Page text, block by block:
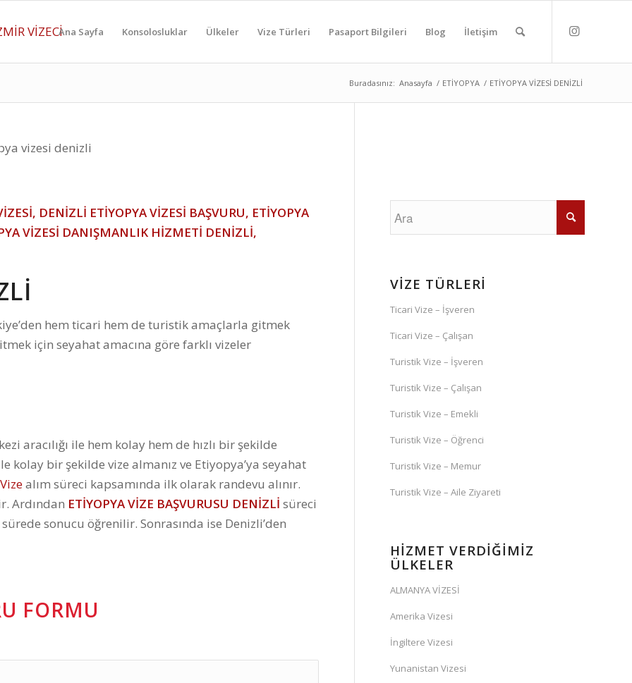
Ana Sayfa Konsolosluklar Ülkeler Vize Türleri Pasaport Bilgileri Blog İletişim
Buradasınız: Anasayfa / ETİYOPYA / ETİYOPYA VİZESİ DENİZLİ
DENİZLİ ETİYOPYA VİZESİ BAŞVURU, ETİYOPYA
VİZESİ DANIŞMANLIK HİZMETİ DENİZLİ,
hem ticari hem de turistik amaçlarla gitmek
için seyahat amacına göre farklı vizeler
aracılığı ile hem kolay hem de hızlı bir şekilde
kolay bir şekilde vize almanız ve Etiyopya’ya seyahat
Vizealım süreci kapsamında ilk olarak randevu alınır.
Ardından ETİYOPYA VİZE BAŞVURUSU DENİZLİ süreci
sonucu öğrenilir. Sonrasında ise Denizli’den
FORMU
VİZE TÜRLERİ
Ticari Vize – İşveren
Ticari Vize – Çalışan
Turistik Vize – İşveren
Turistik Vize – Çalışan
Turistik Vize – Emekli
Turistik Vize – Öğrenci
Turistik Vize – Memur
Turistik Vize – Aile Ziyareti
HİZMET VERDİĞİMİZ
ÜLKELER
ALMANYA VİZESİ
Amerika Vizesi
İngiltere Vizesi
Yunanistan Vizesi